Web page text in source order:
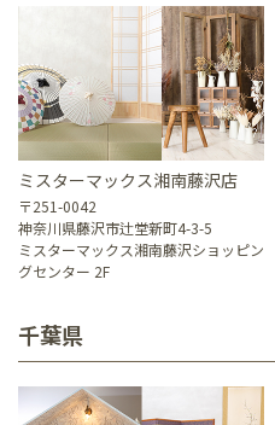
ミスターマックス湘南藤沢店
〒251-0042
神奈川県藤沢市辻堂新町4-3-5
ミスターマックス湘南藤沢ショッピン
グセンター 2F
千葉県